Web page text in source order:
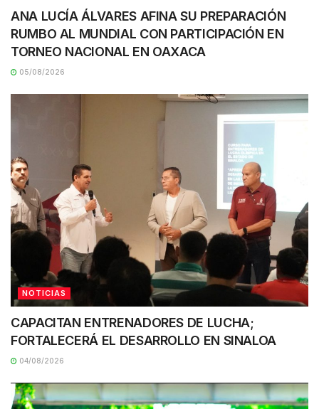
ANA LUCÍA ÁLVARES AFINA SU PREPARACIÓN
RUMBO AL MUNDIAL CON PARTICIPACIÓN EN
TORNEO NACIONAL EN OAXACA
05/08/2026
NOTICIAS
CAPACITAN ENTRENADORES DE LUCHA;
FORTALECERÁ EL DESARROLLO EN SINALOA
04/08/2026